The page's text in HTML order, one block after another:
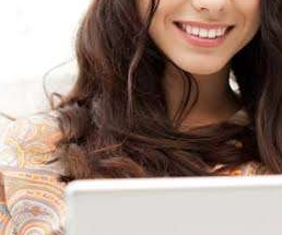
tốt nhất kể từ tháng 4 với 1 tỷ
viết đầy đủ tại dòng thời gian của
#bip110fork